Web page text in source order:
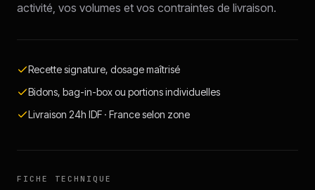
activité, vos volumes et vos contraintes de livraison.
Recette signature, dosage maîtrisé
Bidons, bag-in-box ou portions individuelles
Livraison 24h IDF · France selon zone
FICHE TECHNIQUE